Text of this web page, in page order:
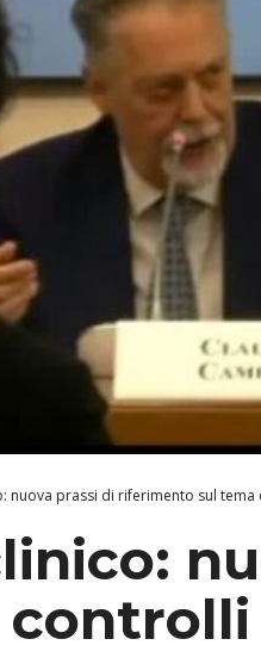
nuova prassi di riferimento sul tema
controlli